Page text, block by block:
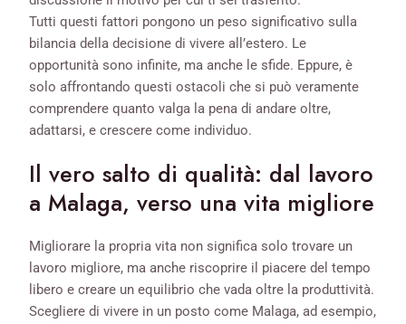
Tutti questi fattori pongono un peso significativo sulla
bilancia della decisione di vivere all’estero. Le
opportunità sono infinite, ma anche le sfide. Eppure, è
solo affrontando questi ostacoli che si può veramente
comprendere quanto valga la pena di andare oltre,
adattarsi, e crescere come individuo.
Il vero salto di qualità: dal lavoro
a Malaga, verso una vita migliore
Migliorare la propria vita non significa solo trovare un
lavoro migliore, ma anche riscoprire il piacere del tempo
libero e creare un equilibrio che vada oltre la produttività.
Scegliere di vivere in un posto come Malaga, ad esempio,